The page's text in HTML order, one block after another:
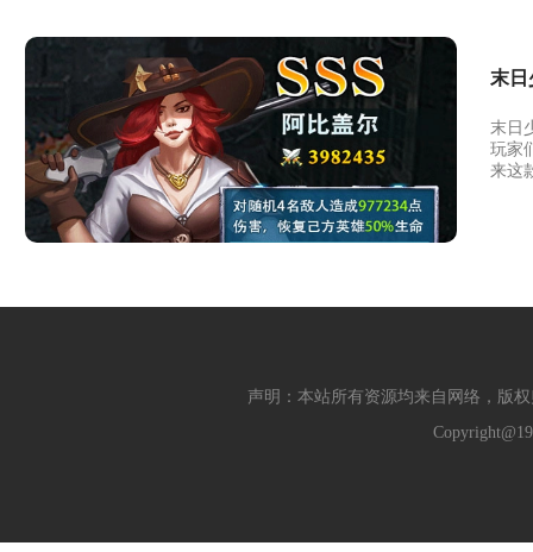
末日
末日
玩家
来这
声明：本站所有资源均来自网络，版